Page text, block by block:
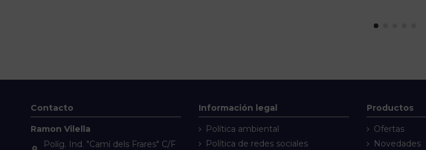
Contacto
Ramon Vilella
Políg. Ind. "Camí dels Frares" C/F
Información legal
Política ambiental
Política de redes sociales
Productos
Ofertas
Novedades